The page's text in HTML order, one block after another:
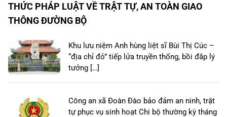
THỨC PHÁP LUẬT VỀ TRẬT TỰ, AN TOÀN GIAO
THÔNG ĐƯỜNG BỘ
Khu lưu niệm Anh hùng liệt sĩ Bùi Thị Cúc –
“địa chỉ đỏ” tiếp lửa truyền thống, bồi đắp lý
tưởng […]
Công an xã Đoàn Đào bảo đảm an ninh, trật
tự phục vụ sinh hoạt Chi bộ thường kỳ tháng